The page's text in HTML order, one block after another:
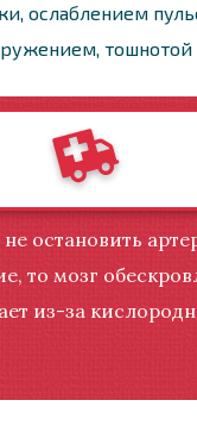
ослаблением
тошнотой
остановить
то мозг
из-за